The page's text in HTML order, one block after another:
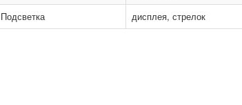
Подсветка
дисплея, стрелок